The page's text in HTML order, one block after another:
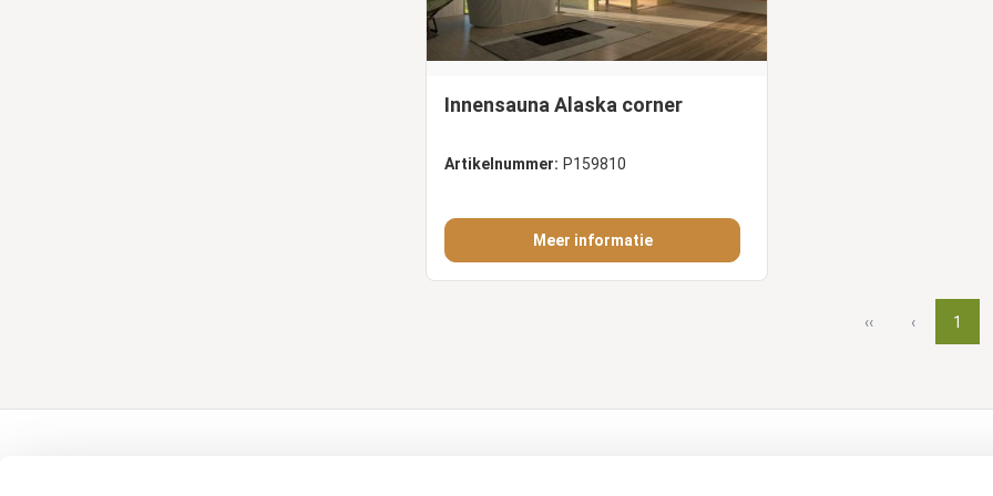
Innensauna Alaska corner
Artikelnummer: P159810
Meer informatie
‹‹ ‹ 1